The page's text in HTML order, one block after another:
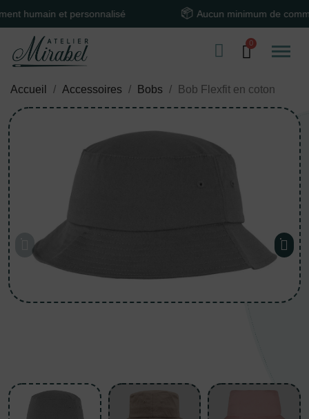
et personnalisé Aucun minimum de commande
Accueil Accessoires Bobs Bob Flexfit en coton